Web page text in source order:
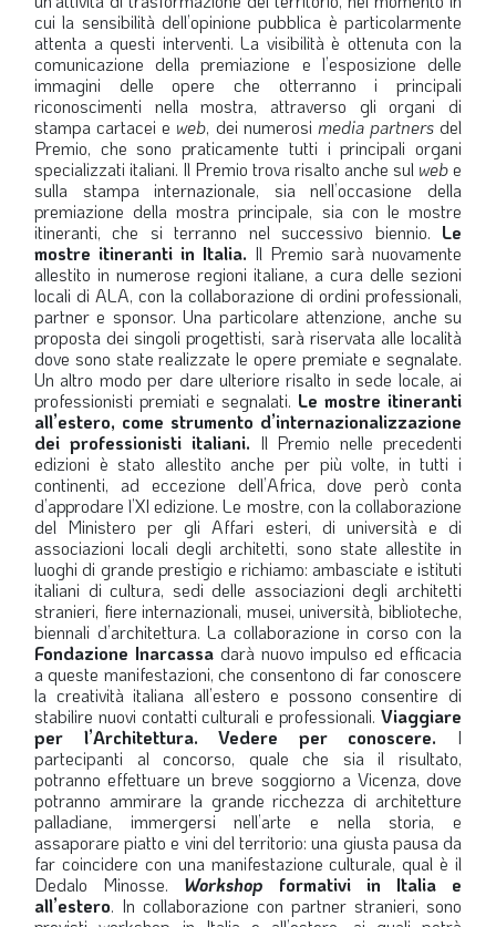
cui la sensibilità dell’opinione pubblica è particolarmente
attenta a questi interventi. La visibilità è ottenuta con la
comunicazione della premiazione e l’esposizione delle
immagini delle opere che otterranno i principali
riconoscimenti nella mostra, attraverso gli organi di
stampa cartacei e web, dei numerosi media partnersdel
Premio, che sono praticamente tutti i principali organi
specializzati italiani. Il Premio trova risalto anche sul webe
sulla stampa internazionale, sia nell’occasione della
premiazione della mostra principale, sia con le mostre
itineranti, che si terranno nel successivo biennio. Le
mostre itineranti in Italia. Il Premio sarà nuovamente
allestito in numerose regioni italiane, a cura delle sezioni
locali di ALA, con la collaborazione di ordini professionali,
partner e sponsor. Una particolare attenzione, anche su
proposta dei singoli progettisti, sarà riservata alle località
dove sono state realizzate le opere premiate e segnalate.
Un altro modo per dare ulteriore risalto in sede locale, ai
professionisti premiati e segnalati. Le mostre itineranti
all’estero, come strumento d’internazionalizzazione
dei professionisti italiani. Il Premio nelle precedenti
edizioni è stato allestito anche per più volte, in tutti i
continenti, ad eccezione dell’Africa, dove però conta
d’approdare l’XI edizione. Le mostre, con la collaborazione
del Ministero per gli Affari esteri, di università e di
associazioni locali degli architetti, sono state allestite in
luoghi di grande prestigio e richiamo: ambasciate e istituti
italiani di cultura, sedi delle associazioni degli architetti
stranieri, fiere internazionali, musei, università, biblioteche,
biennali d’architettura. La collaborazione in corso con la
Fondazione Inarcassadarà nuovo impulso ed efficacia
a queste manifestazioni, che consentono di far conoscere
la creatività italiana all’estero e possono consentire di
stabilire nuovi contatti culturali e professionali. Viaggiare
per l’Architettura. Vedere per conoscere. I
partecipanti al concorso, quale che sia il risultato,
potranno effettuare un breve soggiorno a Vicenza, dove
potranno ammirare la grande ricchezza di architetture
palladiane, immergersi nell’arte e nella storia, e
assaporare piatto e vini del territorio: una giusta pausa da
far coincidere con una manifestazione culturale, qual è il
Dedalo Minosse. Workshop formativi in Italia e
all’estero. In collaborazione con partner stranieri, sono